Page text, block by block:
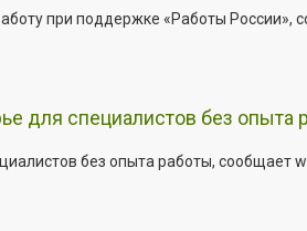
при поддержке «Работы России»,
для специалистов без опыта
без опыта работы, сообщает